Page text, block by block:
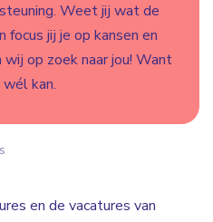
Weet jij wat de
focus jij je op kansen en
op zoek naar jou! Want
kan.
en de vacatures van